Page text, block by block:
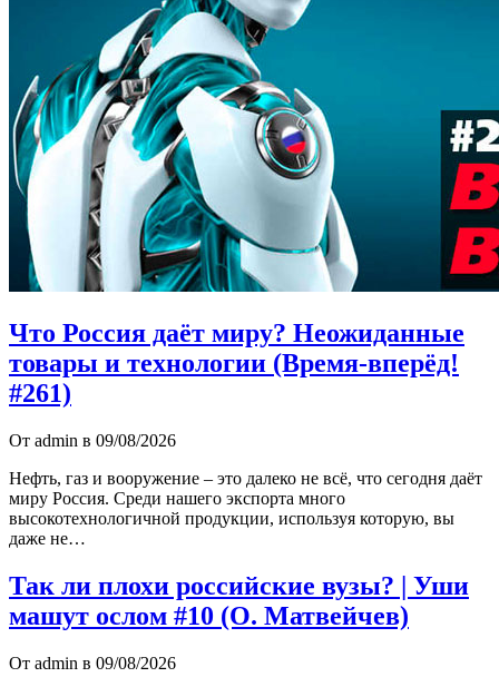
Что Россия даёт миру? Неожиданные
товары и технологии (Время-вперёд!
#261)
От admin в 09/08/2026
Нефть, газ и вооружение – это далеко не всё, что сегодня даёт
миру Россия. Среди нашего экспорта много
высокотехнологичной продукции, используя которую, вы
даже не…
Так ли плохи российские вузы? | Уши
машут ослом #10 (О. Матвейчев)
От admin в 09/08/2026